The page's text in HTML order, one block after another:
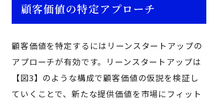
顧客価値の特定アプローチ
顧客価値を特定するにはリーンスタートアップの
アプローチが有効です。リーンスタートアップは
【図3】のような構成で顧客価値の仮説を検証し
ていくことで、新たな提供価値を市場にフィット